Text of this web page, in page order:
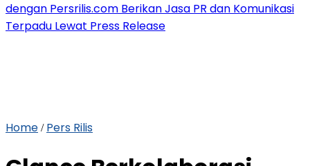
dengan Persrilis.com Berikan Jasa PR dan Komunikasi
Terpadu Lewat Press Release
Home / Pers Rilis